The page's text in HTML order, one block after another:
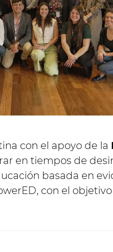
con el apoyo de la
en tiempos de
basada en
con el